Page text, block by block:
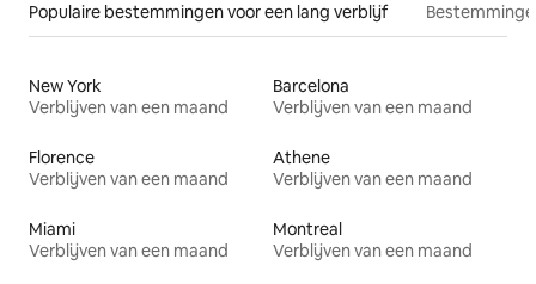
Populaire bestemmingen voor een lang verblijf
New York
Verblijven van een maand
Barcelona
Verblijven van een maand
Florence
Verblijven van een maand
Athene
Verblijven van een maand
Miami
Verblijven van een maand
Montreal
Verblijven van een maand